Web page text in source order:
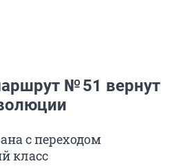
№ 51 вернут
с переходом
класс